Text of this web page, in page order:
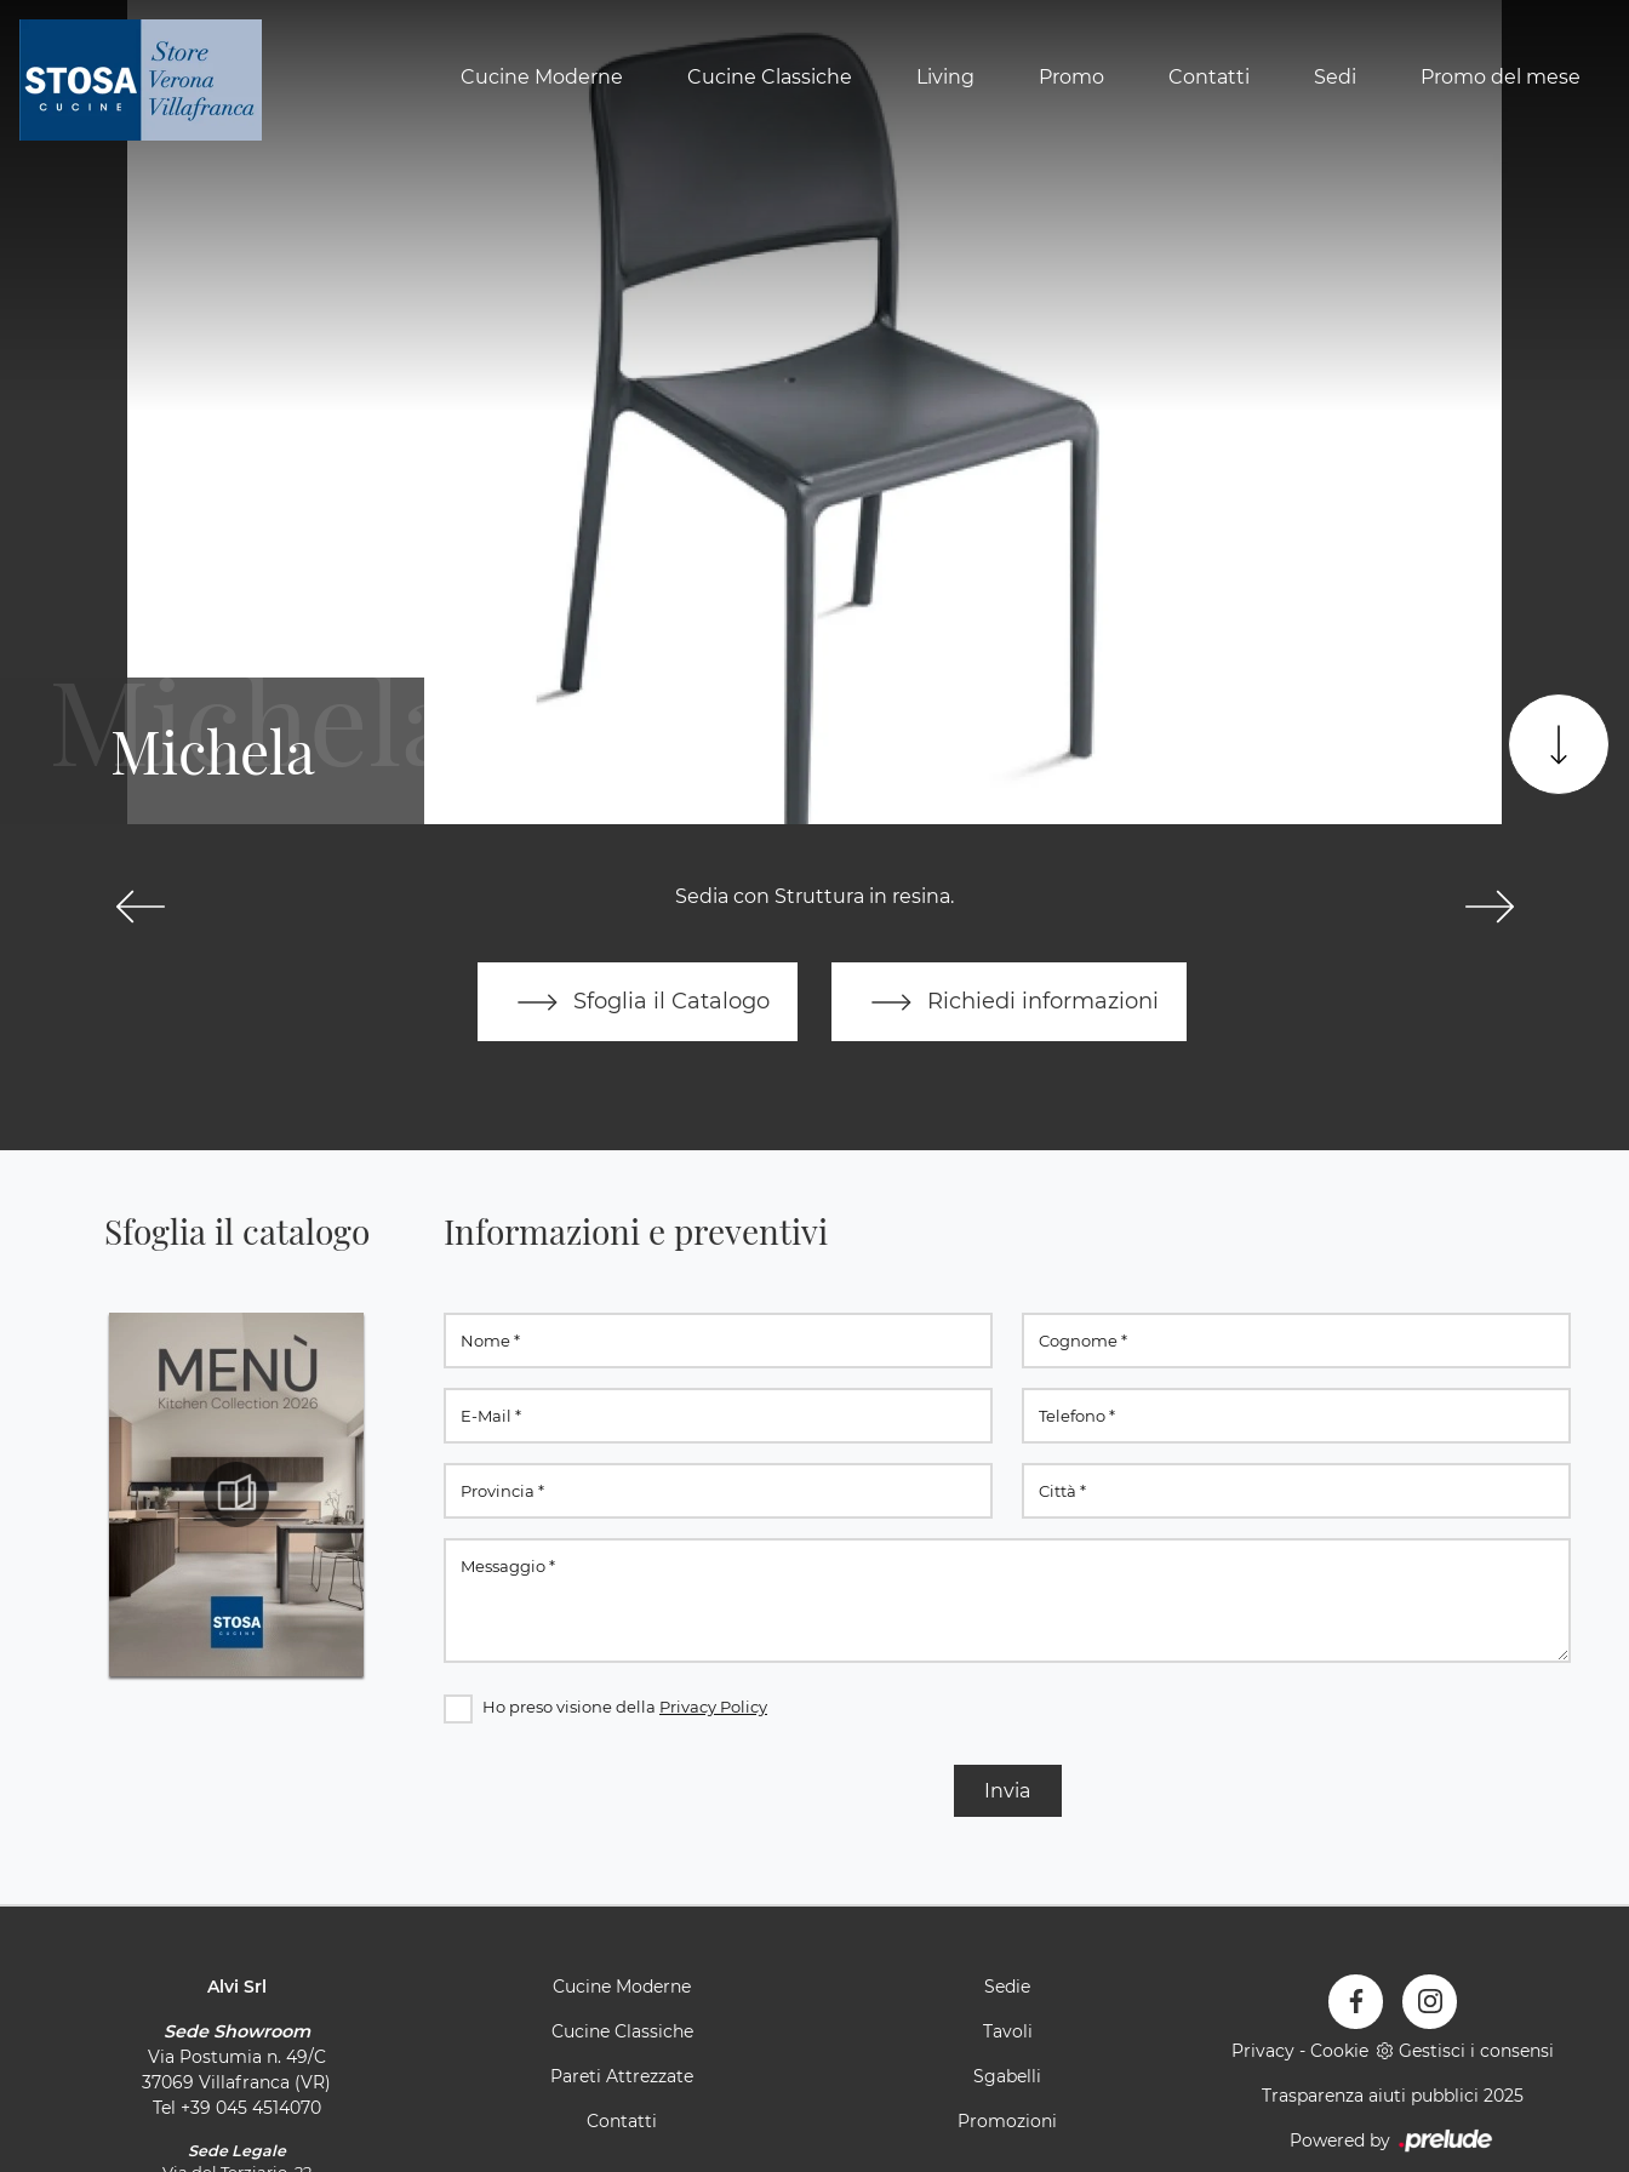
Cucine Moderne Cucine Classiche Living Promo Contatti Sedi Promo del mese
Sedia con Struttura in resina.
Sfoglia il Catalogo Richiedi informazioni
Michela
Sfoglia il catalogo Informazioni e preventivi
Ho preso visione della Privacy Policy
Invia
Alvi Srl
Sede Showroom
Via Postumia n. 49/C
37069 Villafranca (VR)
Tel +39 045 4514070
Sede Legale
Cucine Moderne
Cucine Classiche
Pareti Attrezzate
Contatti
Sedie
Tavoli
Sgabelli
Promozioni
Privacy - Cookie Gestisci i consensi
Trasparenza aiuti pubblici 2025
Powered by